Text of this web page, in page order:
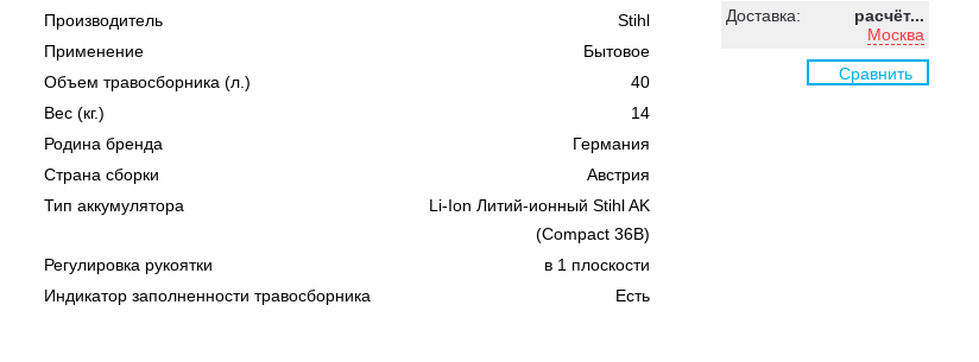
Производитель
Stihl
Применение
Бытовое
Объем травосборника (л.)
40
Вес (кг.)
14
Родина бренда
Германия
Страна сборки
Австрия
Тип аккумулятора
Li-Ion Литий-ионный Stihl AK
(Compact 36В)
Регулировка рукоятки
в 1 плоскости
Индикатор заполненности травосборника
Есть
Доставка:
расчёт...
Москва
Сравнить